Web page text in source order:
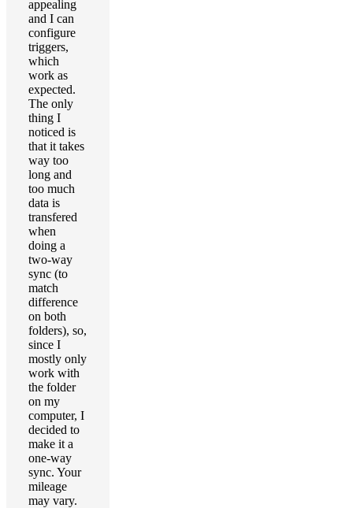
appealing
and I can
configure
triggers,
which
work as
expected.
The only
thing I
noticed is
that it takes
way too
long and
too much
data is
transfered
when
doing a
two-way
sync (to
match
difference
on both
folders), so,
since I
mostly only
work with
the folder
on my
computer, I
decided to
make it a
one-way
sync. Your
mileage
may vary.